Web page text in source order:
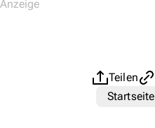
Teilen
Startseite